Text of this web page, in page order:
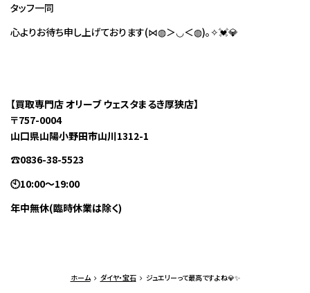
タッフ一同
心よりお待ち申し上げております(⋈◍＞◡＜◍)。✧💓💎
【買取専門店 オリーブ ウェスタまるき厚狭店】
〒757-0004
山口県山陽小野田市山川1312-1
☎0836-38-5523
🕙10:00～19:00
年中無休(臨時休業は除く)
ホーム ダイヤ・宝石 ジュエリーって最高ですよね💎✨